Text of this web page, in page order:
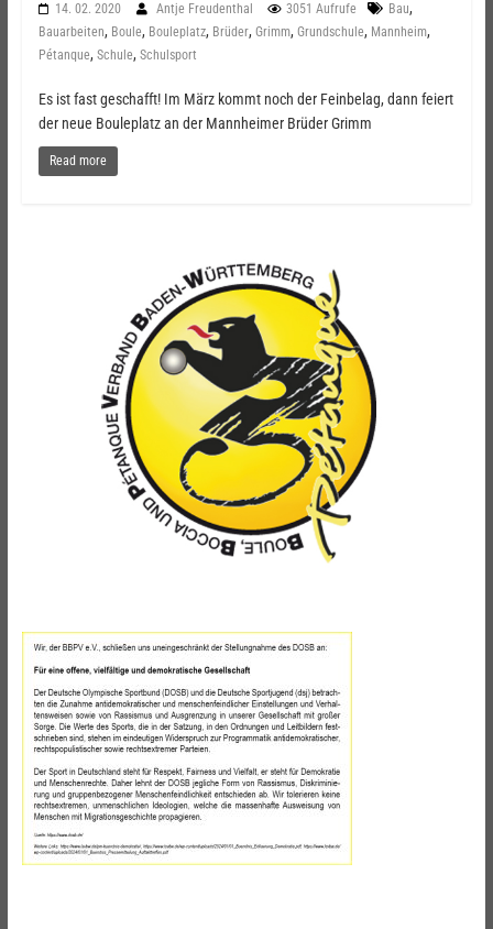
14. 02. 2020 Antje Freudenthal 3051 Aufrufe Bau,
Bauarbeiten, Boule, Bouleplatz, Brüder, Grimm, Grundschule, Mannheim,
Pétanque, Schule, Schulsport
Es ist fast geschafft! Im März kommt noch der Feinbelag, dann feiert
der neue Bouleplatz an der Mannheimer Brüder Grimm
Read more